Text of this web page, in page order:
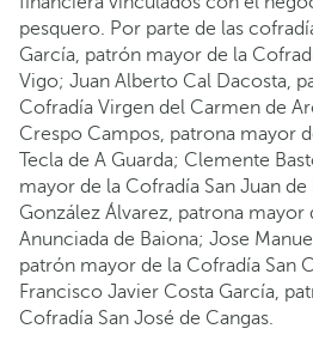
pesquero. Por parte de las
García, patrón mayor de la
Vigo; Juan Alberto Cal Dacosta,
Cofradía Virgen del Carmen de
Crespo Campos, patrona mayor
Tecla de A Guarda; Clemente
mayor de la Cofradía San Juan de
González Álvarez, patrona mayor
Anunciada de Baiona; Jose
patrón mayor de la Cofradía San
Francisco Javier Costa García,
Cofradía San José de Cangas.